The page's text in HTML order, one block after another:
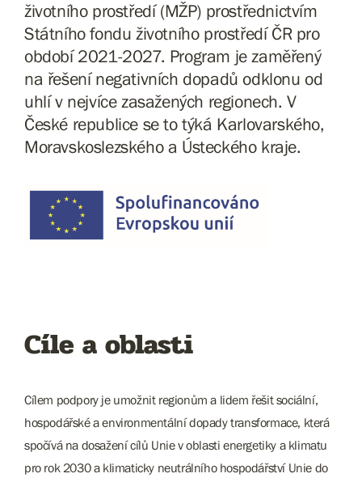
životního prostředí (MŽP) prostřednictvím
Státního fondu životního prostředí ČR pro
období 2021-2027. Program je zaměřený
na řešení negativních dopadů odklonu od
uhlí v nejvíce zasažených regionech. V
České republice se to týká Karlovarského,
Moravskoslezského a Ústeckého kraje.
Cíle a oblasti
Cílem podpory je umožnit regionům a lidem řešit sociální,
hospodářské a environmentální dopady transformace, která
spočívá na dosažení cílů Unie v oblasti energetiky a klimatu
pro rok 2030 a klimaticky neutrálního hospodářství Unie do